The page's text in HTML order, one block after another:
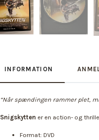
INFORMATION
“Når spændingen rammer plet,
Snigskytten er en action- og
Format: DVD